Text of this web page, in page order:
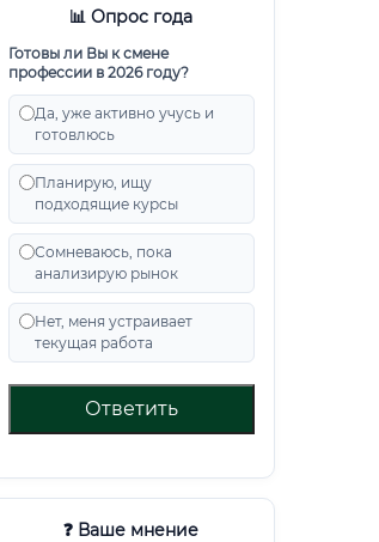
📊 Опрос года
Готовы ли Вы к смене
профессии в 2026 году?
Да, уже активно учусь и
готовлюсь
Планирую, ищу
подходящие курсы
Сомневаюсь, пока
анализирую рынок
Нет, меня устраивает
текущая работа
Ответить
❓ Ваше мнение